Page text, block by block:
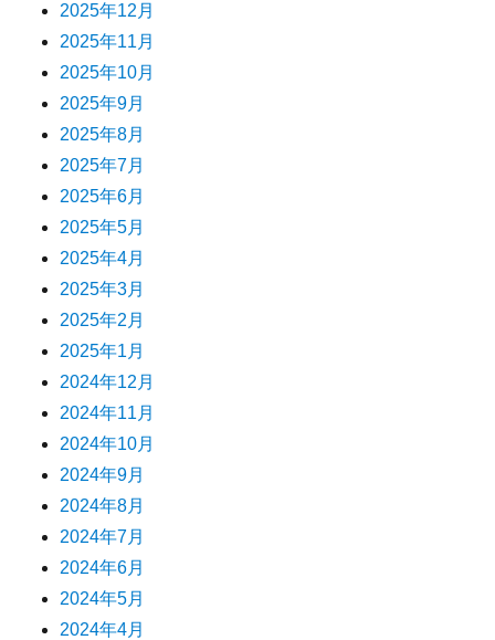
2025年12月
2025年11月
2025年10月
2025年9月
2025年8月
2025年7月
2025年6月
2025年5月
2025年4月
2025年3月
2025年2月
2025年1月
2024年12月
2024年11月
2024年10月
2024年9月
2024年8月
2024年7月
2024年6月
2024年5月
2024年4月